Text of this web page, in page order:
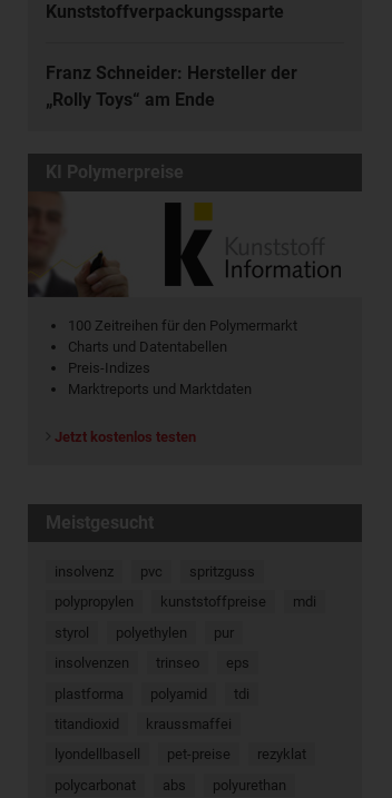
Kunststoffverpackungssparte
Franz Schneider: Hersteller der
„Rolly Toys“ am Ende
KI Polymerpreise
100 Zeitreihen für den Polymermarkt
Charts und Datentabellen
Preis-Indizes
Marktreports und Marktdaten
Jetzt kostenlos testen
Meistgesucht
insolvenz pvc
spritzguss
polypropylen
kunststoffpreise
mdi
styrol
polyethylen
pur
insolvenzen
trinseo
eps
plastforma
polyamid
tdi
titandioxid
kraussmaffei
lyondellbasell
pet-preise
rezyklat
polycarbonat
abs
polyurethan